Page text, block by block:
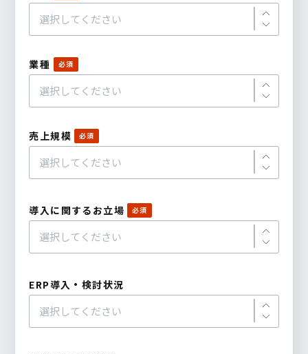
業種
売上規模
導入に関するお立場
ERP導入・検討状況